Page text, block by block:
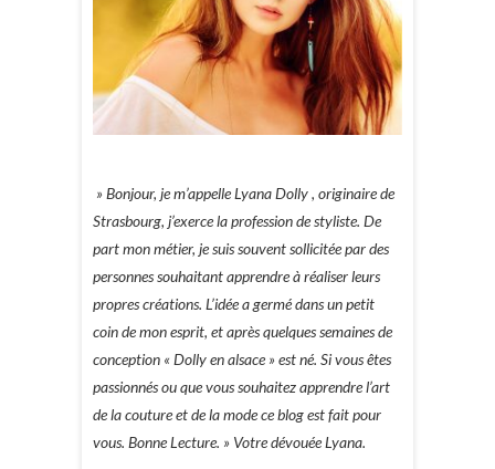
» Bonjour, je m’appelle Lyana Dolly , originaire de
Strasbourg, j’exerce la profession de styliste. De
part mon métier, je suis souvent sollicitée par des
personnes souhaitant apprendre à réaliser leurs
propres créations. L’idée a germé dans un petit
coin de mon esprit, et après quelques semaines de
conception « Dolly en alsace » est né. Si vous êtes
passionnés ou que vous souhaitez apprendre l’art
de la couture et de la mode ce blog est fait pour
vous. Bonne Lecture. » Votre dévouée Lyana.